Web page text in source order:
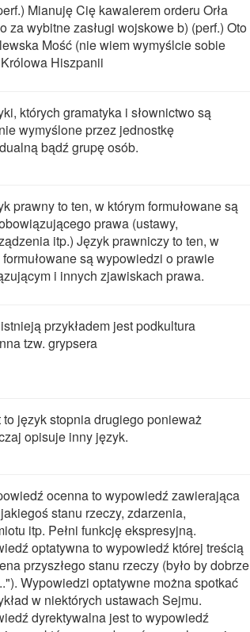
Mianuję Cię kawalerem orderu Orła
za wybitne zasługi wojskowe b) (perf.) Oto
Mość (nie wiem wymyślcie sobie
Hiszpanii
których gramatyka i słownictwo są
wymyślone przez jednostkę
bądź grupę osób.
prawny to ten, w którym formułowane są
prawa (ustawy,
itp.) Język prawniczy to ten, w
formułowane są wypowiedzi o prawie
i innych zjawiskach prawa.
przykładem jest podkultura
tzw. grypsera
to język stopnia drugiego ponieważ
opisuje inny język.
ocenna to wypowiedź zawierająca
stanu rzeczy, zdarzenia,
itp. Pełni funkcję ekspresyjną.
optatywna to wypowiedź której treścią
przyszłego stanu rzeczy (było by dobrze
Wypowiedzi optatywne można spotkać
w niektórych ustawach Sejmu.
dyrektywalna jest to wypowiedź